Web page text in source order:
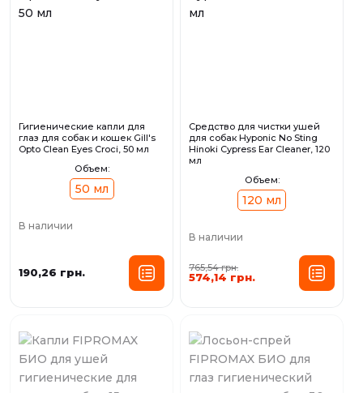
Гигиенические капли для
глаз для собак и кошек Gill's
Opto Clean Eyes Croci, 50 мл
Объем:
50 мл
В наличии
190,26 грн.
Средство для чистки ушей
для собак Hyponic No Sting
Hinoki Cypress Ear Cleaner, 120
мл
Объем:
120 мл
В наличии
765,54 грн.
574,14 грн.